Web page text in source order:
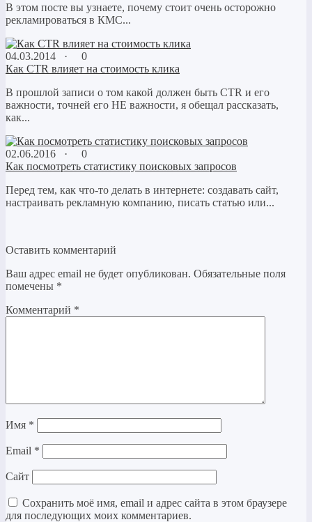
В этом посте вы узнаете, почему стоит очень осторожно
рекламироваться в КМС...
04.03.2014 ·
0
Как CTR влияет на стоимость клика
В прошлой записи о том какой должен быть CTR и его
важности, точней его НЕ важности, я обещал рассказать,
как...
02.06.2016 ·
0
Как посмотреть статистику поисковых запросов
Перед тем, как что-то делать в интернете: создавать сайт,
настраивать рекламную компанию, писать статью или...
Оставить комментарий
Ваш адрес email не будет опубликован. Обязательные поля
помечены *
Комментарий *
Имя *
Email *
Сайт
Сохранить моё имя, email и адрес сайта в этом браузере
для последующих моих комментариев.